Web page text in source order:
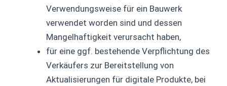
Verwendungsweise für ein Bauwerk
verwendet worden sind und dessen
Mangelhaftigkeit verursacht haben,
für eine ggf. bestehende Verpflichtung des
Verkäufers zur Bereitstellung von
Aktualisierungen für digitale Produkte, bei